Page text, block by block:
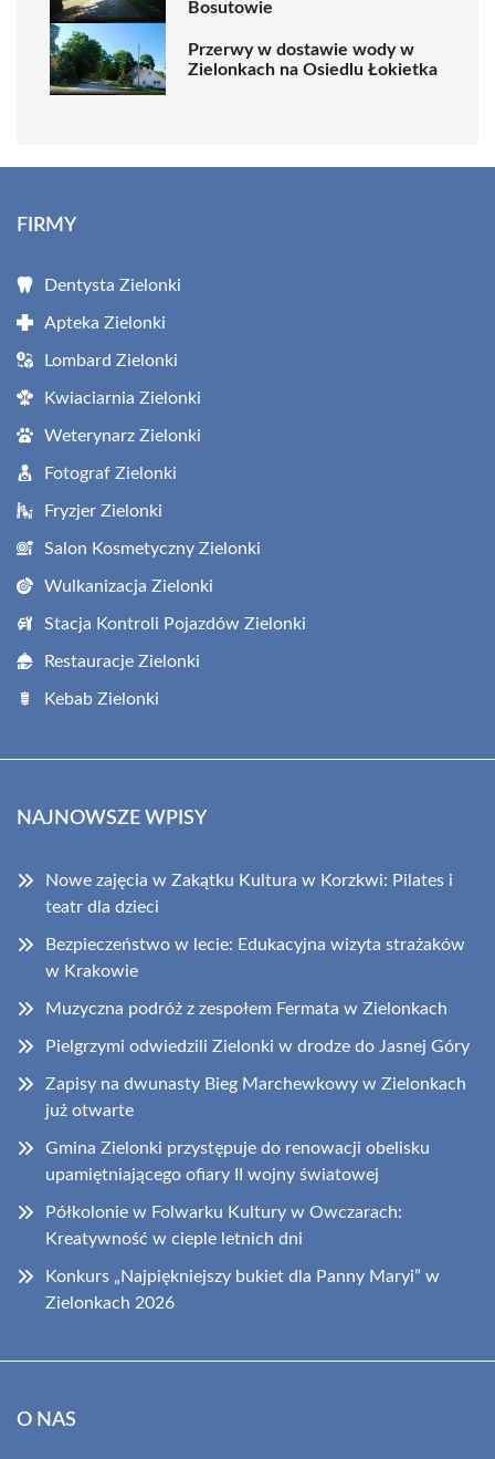
Bosutowie
Przerwy w dostawie wody w
Zielonkach na Osiedlu Łokietka
FIRMY
Dentysta Zielonki
Apteka Zielonki
Lombard Zielonki
Kwiaciarnia Zielonki
Weterynarz Zielonki
Fotograf Zielonki
Fryzjer Zielonki
Salon Kosmetyczny Zielonki
Wulkanizacja Zielonki
Stacja Kontroli Pojazdów Zielonki
Restauracje Zielonki
Kebab Zielonki
NAJNOWSZE WPISY
Nowe zajęcia w Zakątku Kultura w Korzkwi: Pilates i
teatr dla dzieci
Bezpieczeństwo w lecie: Edukacyjna wizyta strażaków
w Krakowie
Muzyczna podróż z zespołem Fermata w Zielonkach
Pielgrzymi odwiedzili Zielonki w drodze do Jasnej Góry
Zapisy na dwunasty Bieg Marchewkowy w Zielonkach
już otwarte
Gmina Zielonki przystępuje do renowacji obelisku
upamiętniającego ofiary II wojny światowej
Półkolonie w Folwarku Kultury w Owczarach:
Kreatywność w cieple letnich dni
Konkurs „Najpiękniejszy bukiet dla Panny Maryi” w
Zielonkach 2026
O NAS